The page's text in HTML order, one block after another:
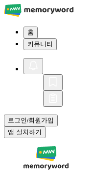
홈
커뮤니티
로그인/회원가입
앱 설치하기